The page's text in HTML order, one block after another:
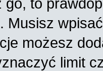
go, to
Musisz
możesz
limit